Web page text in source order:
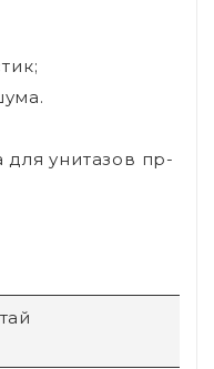
унитазов пр-